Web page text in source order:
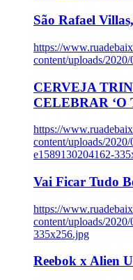
São Rafael
https://
content/uploads/
CERVEJA
CELEBRAR ‘O
https://
content/uploads/
e1589130204162-
Vai Ficar Tudo
https://
content/uploads/
335x256.jpg
Reebok x Alien